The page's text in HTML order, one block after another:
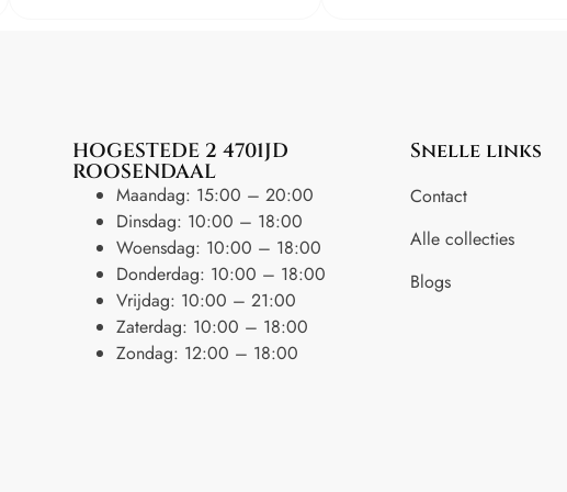
HOGESTEDE 2 4701JD
ROOSENDAAL
Maandag: 15:00 – 20:00
Dinsdag: 10:00 – 18:00
Woensdag: 10:00 – 18:00
Donderdag: 10:00 – 18:00
Vrijdag: 10:00 – 21:00
Zaterdag: 10:00 – 18:00
Zondag: 12:00 – 18:00
Snelle links
Contact
Alle collecties
Blogs